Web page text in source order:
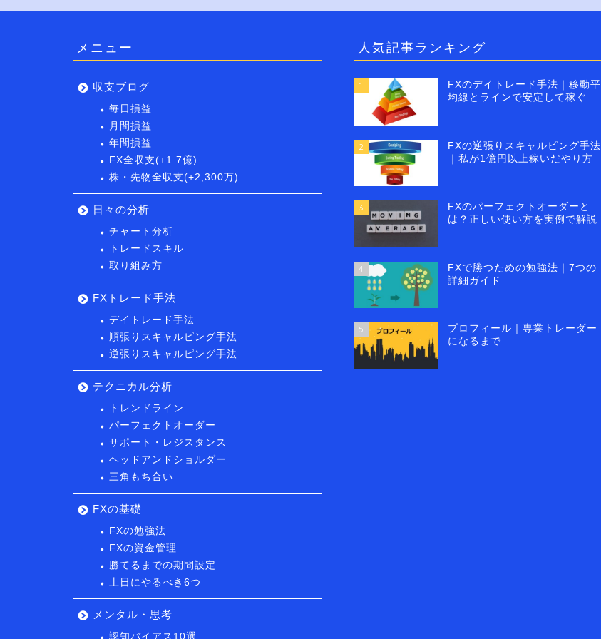
メニュー
収支ブログ
毎日損益
月間損益
年間損益
FX全収支(+1.7億)
株・先物全収支(+2,300万)
日々の分析
チャート分析
トレードスキル
取り組み方
FXトレード手法
デイトレード手法
順張りスキャルピング手法
逆張りスキャルピング手法
テクニカル分析
トレンドライン
パーフェクトオーダー
サポート・レジスタンス
ヘッドアンドショルダー
三角もち合い
FXの基礎
FXの勉強法
FXの資金管理
勝てるまでの期間設定
土日にやるべき6つ
メンタル・思考
認知バイアス10選
人気記事ランキング
1
FXのデイトレード手法｜移動平
均線とラインで安定して稼ぐ
2
FXの逆張りスキャルピング手法
｜私が1億円以上稼いだやり方
3
FXのパーフェクトオーダーと
は？正しい使い方を実例で解説
4
FXで勝つための勉強法｜7つの
詳細ガイド
5
プロフィール｜専業トレーダー
になるまで